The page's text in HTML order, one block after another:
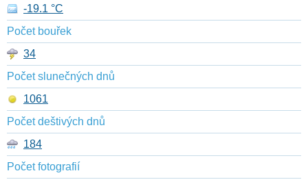
-19.1 °C
Počet bouřek
34
Počet slunečných dnů
1061
Počet deštivých dnů
184
Počet fotografií